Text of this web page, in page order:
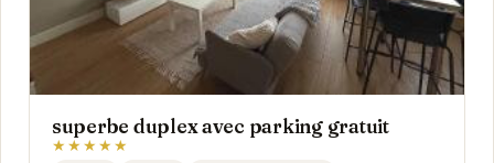
superbe duplex avec parking gratuit
★★★★★